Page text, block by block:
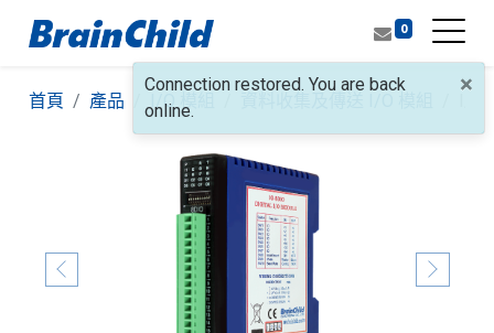
0
首頁 產品 I/O 模組
×
Connection restored. You are back
online.